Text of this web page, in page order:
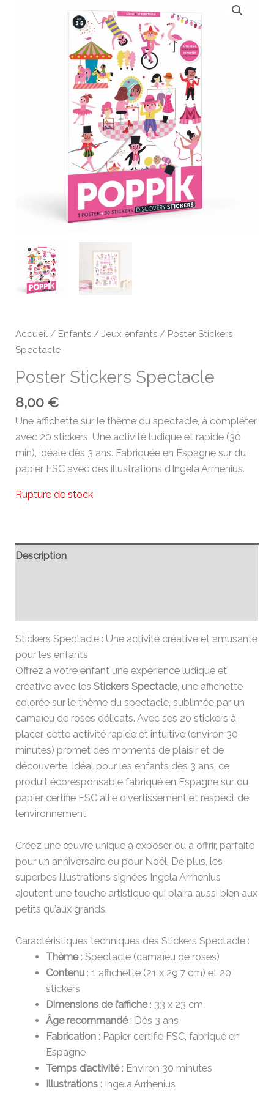
Accueil / Enfants /Jeux enfants / Poster Stickers
Spectacle
Poster Stickers Spectacle
8,00€
Une affichette sur le thème du spectacle, à compléter
avec 20 stickers. Une activité ludique et rapide (30
min), idéale dès 3 ans. Fabriquée en Espagne sur du
papier FSC avec des illustrations d’Ingela Arrhenius.
Rupture de stock
Description
Stickers Spectacle : Une activité créative et amusante
pour les enfants
Offrez à votre enfant une expérience ludique et
créative avec lesStickers Spectacle, une affichette
colorée sur le thème du spectacle, sublimée par un
camaïeu de roses délicats. Avec ses 20 stickers à
placer, cette activité rapide et intuitive (environ 30
minutes) promet des moments de plaisir et de
découverte. Idéal pour les enfants dès 3 ans, ce
produit écoresponsable fabriqué en Espagne sur du
papier certifié FSC allie divertissement et respect de
l’environnement.
Créez une œuvre unique à exposer ou à offrir, parfaite
pour un anniversaire ou pour Noël. De plus, les
superbes illustrations signées Ingela Arrhenius
ajoutent une touche artistique qui plaira aussi bien aux
petits qu’aux grands.
Caractéristiques techniques des Stickers Spectacle :
Thème: Spectacle (camaïeu de roses)
Contenu: 1 affichette (21 x 29,7 cm) et 20
stickers
Dimensions de l’affiche: 33 x 23 cm
Âge recommandé: Dès 3 ans
Fabrication: Papier certifié FSC, fabriqué en
Espagne
Temps d’activité: Environ 30 minutes
Illustrations: Ingela Arrhenius